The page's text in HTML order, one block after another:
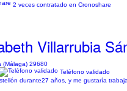
2 veces contratado en Cronoshare
Villarrubia
(Málaga) 29680
Teléfono validado
durante27 años, y me gustaría